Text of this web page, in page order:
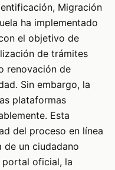
Migración
ha implementado
el objetivo de
de trámites
renovación de
Sin embargo, la
plataformas
Esta
del proceso en línea
de un ciudadano
portal oficial, la